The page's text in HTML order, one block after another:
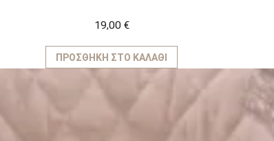
19,00 €
ΠΡΟΣΘΉΚΗ ΣΤΟ ΚΑΛΆΘΙ